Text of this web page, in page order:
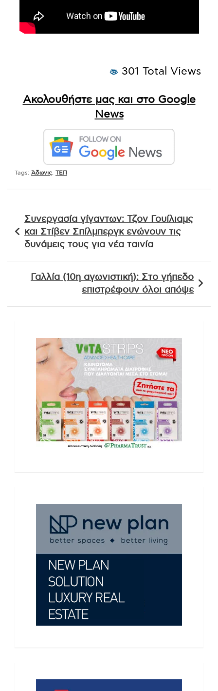
301 Total Views
Ακολουθήστε μας και στο Google
News
Tags: Άδωνις ΤΕΠ
άρθρων
Συνεργασία γίγαντων: Τζον Γουίλιαμς
και Στίβεν Σπίλμπεργκ ενώνουν τις
δυνάμεις τους για νέα ταινία
Γαλλία (10η αγωνιστική): Στο γήπεδο
επιστρέφουν όλοι απόψε